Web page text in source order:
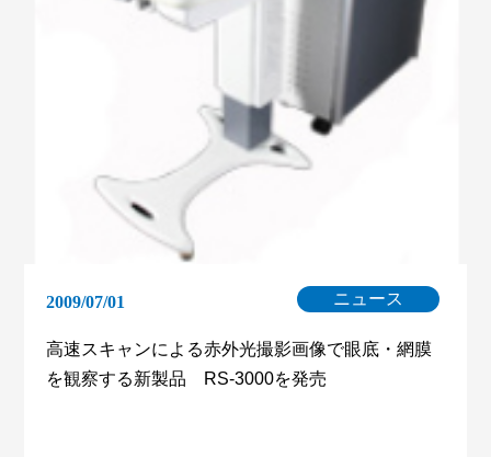
2009/07/01 ニュース
高速スキャンによる赤外光撮影画像で眼底・網膜
を観察する新製品 RS-3000を発売